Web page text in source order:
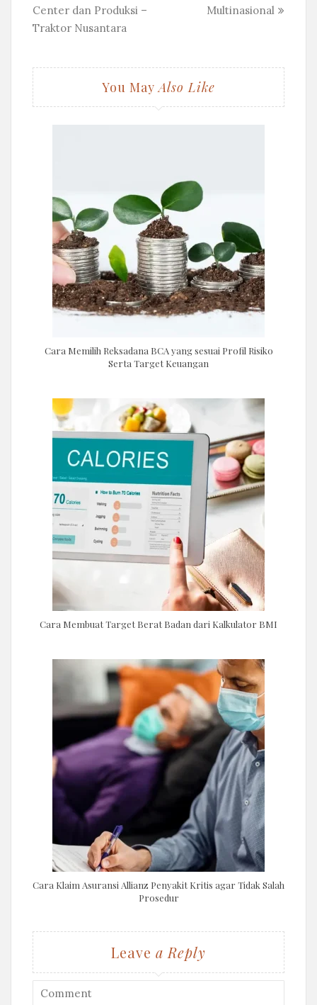
Center dan Produksi –
Traktor Nusantara
Multinasional
You May Also Like
Cara Memilih Reksadana BCA yang sesuai Profil Risiko
Serta Target Keuangan
Cara Membuat Target Berat Badan dari Kalkulator BMI
Cara Klaim Asuransi Allianz Penyakit Kritis agar Tidak Salah
Prosedur
Leave a Reply